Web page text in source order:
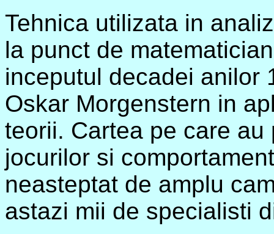
Tehnica utilizata in
la punct de
inceputul decadei anilor
Oskar Morgenstern in
teorii. Cartea pe care
jocurilor si
neasteptat de amplu
astazi mii de specialisti